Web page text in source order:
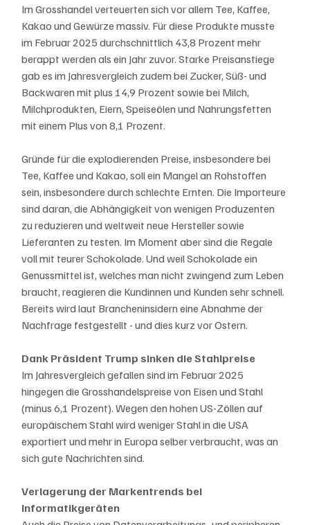
Im Grosshandel verteuerten sich vor allem Tee, Kaffee,
Kakao und Gewürze massiv. Für diese Produkte musste
im Februar 2025 durchschnittlich 43,8 Prozent mehr
berappt werden als ein Jahr zuvor. Starke Preisanstiege
gab es im Jahresvergleich zudem bei Zucker, Süß- und
Backwaren mit plus 14,9 Prozent sowie bei Milch,
Milchprodukten, Eiern, Speiseölen und Nahrungsfetten
mit einem Plus von 8,1 Prozent.
Gründe für die explodierenden Preise, insbesondere bei
Tee, Kaffee und Kakao, soll ein Mangel an Rohstoffen
sein, insbesondere durch schlechte Ernten. Die Importeure
sind daran, die Abhängigkeit von wenigen Produzenten
zu reduzieren und weltweit neue Hersteller sowie
Lieferanten zu testen. Im Moment aber sind die Regale
voll mit teurer Schokolade. Und weil Schokolade ein
Genussmittel ist, welches man nicht zwingend zum Leben
braucht, reagieren die Kundinnen und Kunden sehr schnell.
Bereits wird laut Brancheninsidern eine Abnahme der
Nachfrage festgestellt - und dies kurz vor Ostern.
Dank Präsident Trump sinken die Stahlpreise
Im Jahresvergleich gefallen sind im Februar 2025
hingegen die Grosshandelspreise von Eisen und Stahl
(minus 6,1 Prozent). Wegen den hohen US-Zöllen auf
europäischem Stahl wird weniger Stahl in die USA
exportiert und mehr in Europa selber verbraucht, was an
sich gute Nachrichten sind.
Verlagerung der Markentrends bei
Informatikgeräten